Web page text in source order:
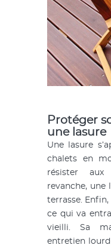
Protéger
une lasure
Une lasure
chalets en
résister aux
revanche, une
terrasse.
ce qui va
vieilli. Sa
entretien